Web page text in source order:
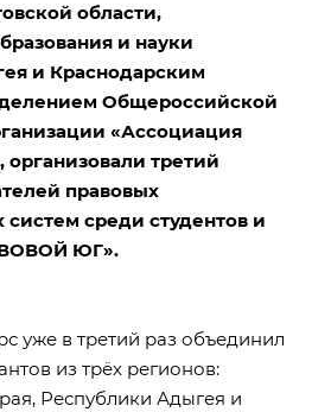
области,
и науки
и Краснодарским
Общероссийской
«Ассоциация
третий
правовых
среди студентов и
ЮГ».
уже в третий раз объединил
из трёх регионов:
Республики Адыгея и